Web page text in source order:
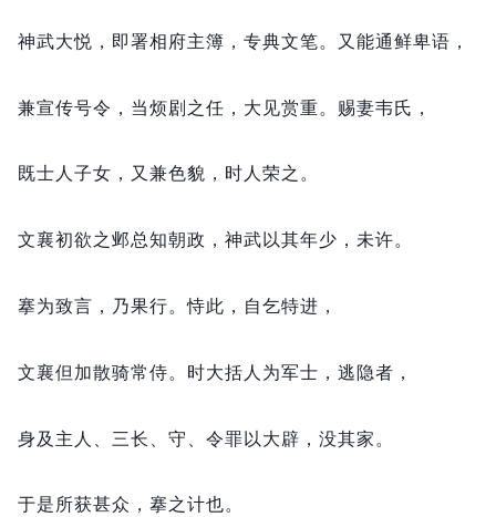
神武大悦， 即署相府主簿， 专典文笔。 又能通鲜卑语，
兼宣传号令， 当烦剧之任， 大见赏重。 赐妻韦氏，
既士人子女， 又兼色貌， 时人荣之。
文襄初欲之邺总知朝政， 神武以其年少， 未许。
搴为致言， 乃果行。恃此， 自乞特进，
文襄但加散骑常侍。 时大括人为军士， 逃隐者，
身及主人、三长、守、令罪以大辟， 没其家。
于是所获甚众， 搴之计也。